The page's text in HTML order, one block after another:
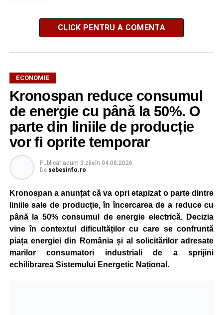
CLICK PENTRU A COMENTA
ECONOMIE
Kronospan reduce consumul
de energie cu până la 50%. O
parte din liniile de producție
vor fi oprite temporar
Publicat acum 3 zileîn 04.08.2026
De sebesinfo.ro
Kronospan a anunțat că va opri etapizat o parte dintre
liniile sale de producție, în încercarea de a reduce cu
până la 50% consumul de energie electrică. Decizia
vine în contextul dificultăților cu care se confruntă
piața energiei din România și al solicitărilor adresate
marilor consumatori industriali de a sprijini
echilibrarea Sistemului Energetic Național.